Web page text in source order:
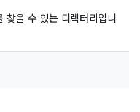
찾을 수 있는 디렉터리입니